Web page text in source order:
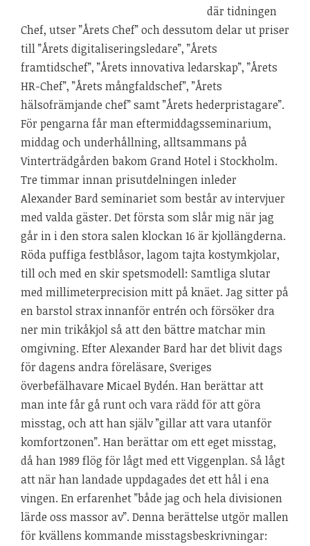
där tidningen
Chef, utser ”Årets Chef” och dessutom delar ut priser
till ”Årets digitaliseringsledare”, ”Årets
framtidschef”, ”Årets innovativa ledarskap”, ”Årets
HR-Chef”, ”Årets mångfaldschef”, ”Årets
hälsofrämjande chef” samt ”Årets hederpristagare”.
För pengarna får man eftermiddagsseminarium,
middag och underhållning, alltsammans på
Vinterträdgården bakom Grand Hotel i Stockholm.
Tre timmar innan prisutdelningen inleder
Alexander Bard seminariet som består av intervjuer
med valda gäster. Det första som slår mig när jag
går in i den stora salen klockan 16 är kjollängderna.
Röda puffiga festblåsor, lagom tajta kostymkjolar,
till och med en skir spetsmodell: Samtliga slutar
med millimeterprecision mitt på knäet. Jag sitter på
en barstol strax innanför entrén och försöker dra
ner min trikåkjol så att den bättre matchar min
omgivning. Efter Alexander Bard har det blivit dags
för dagens andra föreläsare, Sveriges
överbefälhavare Micael Bydén. Han berättar att
man inte får gå runt och vara rädd för att göra
misstag, och att han själv ”gillar att vara utanför
komfortzonen”. Han berättar om ett eget misstag,
då han 1989 flög för lågt med ett Viggenplan. Så lågt
att när han landade uppdagades det ett hål i ena
vingen. En erfarenhet ”både jag och hela divisionen
lärde oss massor av”. Denna berättelse utgör mallen
för kvällens kommande misstagsbeskrivningar: